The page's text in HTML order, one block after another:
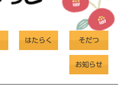
はたらく そだつ
お知らせ